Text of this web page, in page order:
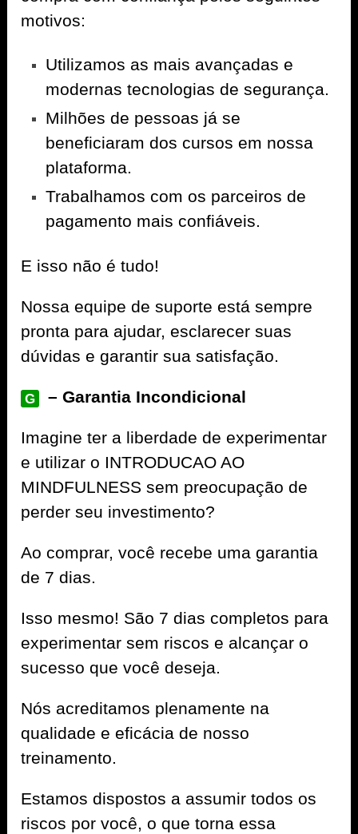
motivos:
Utilizamos as mais avançadas e
modernas tecnologias de segurança.
Milhões de pessoas já se
beneficiaram dos cursos em nossa
plataforma.
Trabalhamos com os parceiros de
pagamento mais confiáveis.
E isso não é tudo!
Nossa equipe de suporte está sempre
pronta para ajudar, esclarecer suas
dúvidas e garantir sua satisfação.
G – Garantia Incondicional
Imagine ter a liberdade de experimentar
e utilizar o INTRODUCAO AO
MINDFULNESS sem preocupação de
perder seu investimento?
Ao comprar, você recebe uma garantia
de 7 dias.
Isso mesmo! São 7 dias completos para
experimentar sem riscos e alcançar o
sucesso que você deseja.
Nós acreditamos plenamente na
qualidade e eficácia de nosso
treinamento.
Estamos dispostos a assumir todos os
riscos por você, o que torna essa